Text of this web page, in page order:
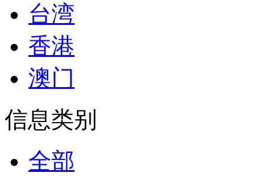
台湾
香港
澳门
信息类别
全部